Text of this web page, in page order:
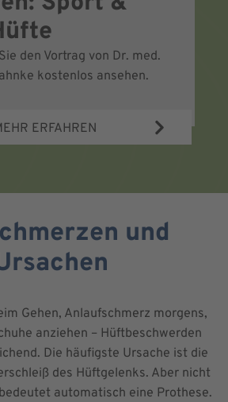
den Vortrag von Dr. med.
kostenlos ansehen.
ERFAHREN
und
Gehen, Anlaufschmerz morgens,
anziehen – Hüftbeschwerden
Die häufigste Ursache ist die
des Hüftgelenks. Aber nicht
automatisch eine Prothese.